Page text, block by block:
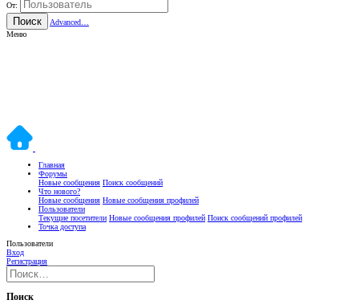
От:
Поиск
Advanced…
Меню
Главная
Форумы
Новые сообщения Поиск сообщений
Что нового?
Новые сообщения Новые сообщения профилей
Пользователи
Текущие посетители Новые сообщения профилей Поиск сообщений профилей
Точка доступа
Пользователи
Вход
Регистрация
Поиск